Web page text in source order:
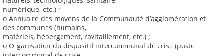
numérique, etc.) ;
o Annuaire des moyens de la Communauté d’agglomération et
des communes (humains,
matériels, hébergement, ravitaillement, etc.) ;
o Organisation du dispositif intercommunal de crise (poste